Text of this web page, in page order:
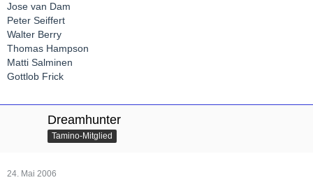
Jose van Dam
Peter Seiffert
Walter Berry
Thomas Hampson
Matti Salminen
Gottlob Frick
Dreamhunter
Tamino-Mitglied
24. Mai 2006